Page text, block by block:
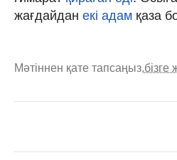
жағдайдан екі адам қаза
Мәтіннен қате тапсаңыз,